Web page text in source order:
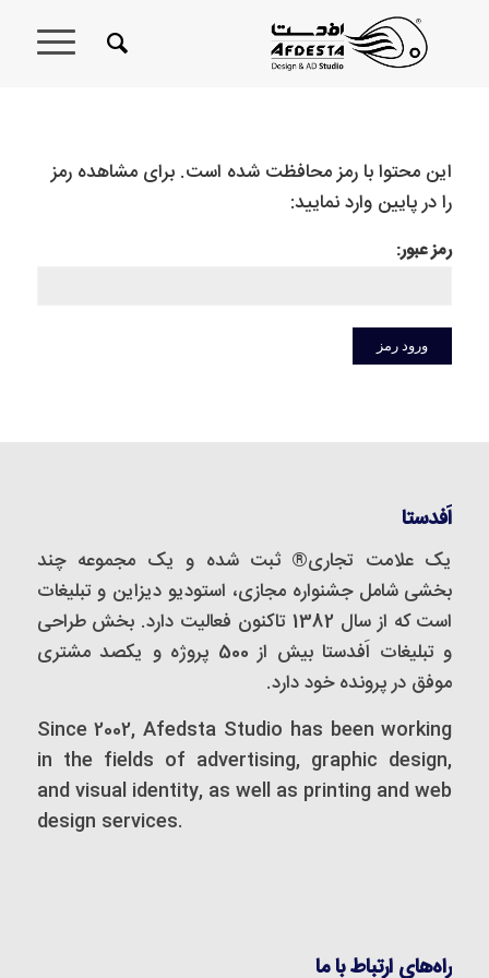
این محتوا با رمز محافظت شده است. برای مشاهده رمز
را در پایین وارد نمایید:
رمز عبور:
اَفدستا
یک علامت تجاری® ثبت شده و یک مجموعه‌ چند
بخشی شامل جشنواره مجازی، استودیو دیزاین و تبلیغات
است که از سال 1382 تاکنون فعالیت دارد. بخش طراحی
و تبلیغات اَفدستا بیش از 500 پروژه و یکصد مشتری
موفق در پرونده خود دارد.
Since 2002, Afedsta Studio has been working
in the fields of advertising, graphic design,
and visual identity, as well as printing and web
design services.
راه‌های ارتباط با ما